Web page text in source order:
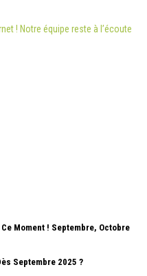
! Notre équipe reste à l’écoute
Moment ! Septembre, Octobre
Septembre 2025 ?